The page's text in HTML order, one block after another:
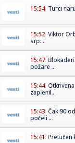
15:54: Turci
15:52: Viktor
srp...
15:47: Blokaderi
požare ...
15:44:
zaplenil...
15:43: Čak 90
počeli ...
15:41: Pretučen